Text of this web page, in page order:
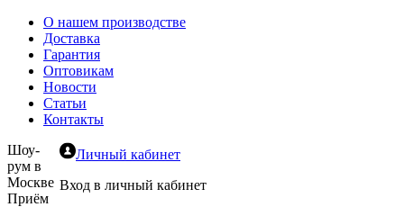
О нашем производстве
Доставка
Гарантия
Оптовикам
Новости
Статьи
Контакты
Личный кабинет
Вход в личный кабинет
Шоу-
рум в
Москве
Приём